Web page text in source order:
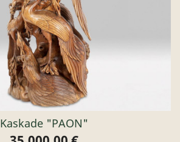
Kaskade "PAON"